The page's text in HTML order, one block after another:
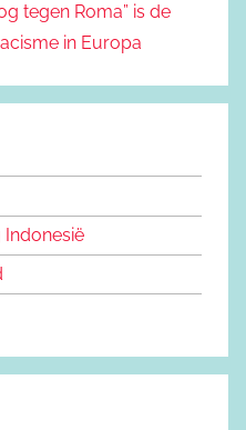
tegen Roma” is de
in Europa